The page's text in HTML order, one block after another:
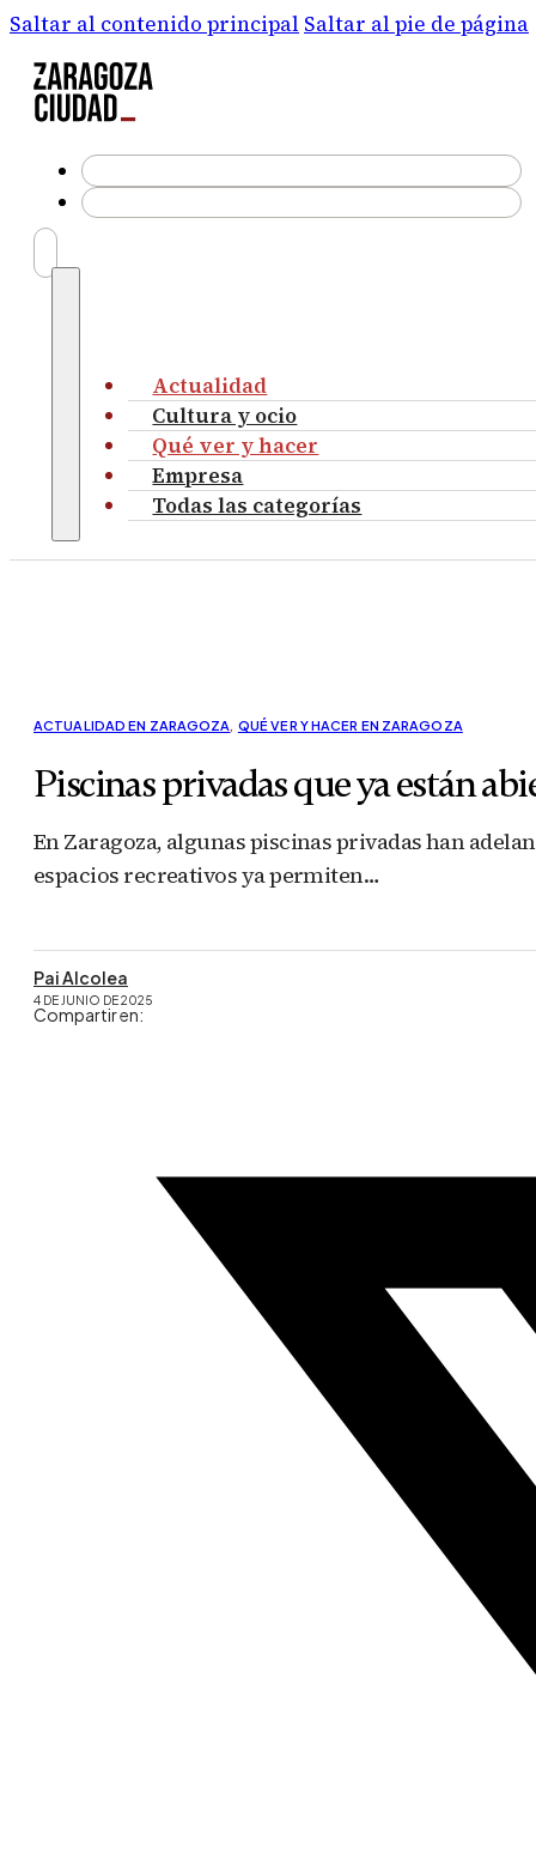
Saltar al contenido principal Saltar al pie de página
Actualidad
Cultura y ocio
Qué ver y hacer
Empresa
Todas las categorías
ACTUALIDAD EN ZARAGOZA, QUÉ VER Y HACER EN ZARAGOZA
Piscinas privadas que ya están
En Zaragoza, algunas piscinas privadas han
espacios recreativos ya permiten…
Pai Alcolea
4 DE JUNIO DE 2025
Compartir en: